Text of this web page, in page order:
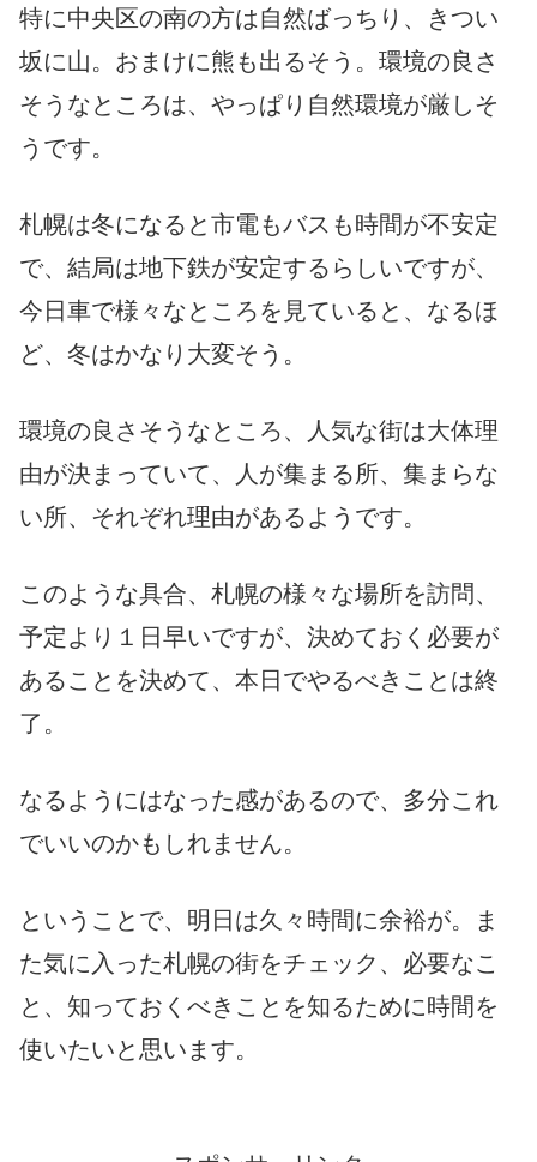
特に中央区の南の方は自然ばっちり、きつい
坂に山。おまけに熊も出るそう。環境の良さ
そうなところは、やっぱり自然環境が厳しそ
うです。
札幌は冬になると市電もバスも時間が不安定
で、結局は地下鉄が安定するらしいですが、
今日車で様々なところを見ていると、なるほ
ど、冬はかなり大変そう。
環境の良さそうなところ、人気な街は大体理
由が決まっていて、人が集まる所、集まらな
い所、それぞれ理由があるようです。
このような具合、札幌の様々な場所を訪問、
予定より１日早いですが、決めておく必要が
あることを決めて、本日でやるべきことは終
了。
なるようにはなった感があるので、多分これ
でいいのかもしれません。
ということで、明日は久々時間に余裕が。ま
た気に入った札幌の街をチェック、必要なこ
と、知っておくべきことを知るために時間を
使いたいと思います。